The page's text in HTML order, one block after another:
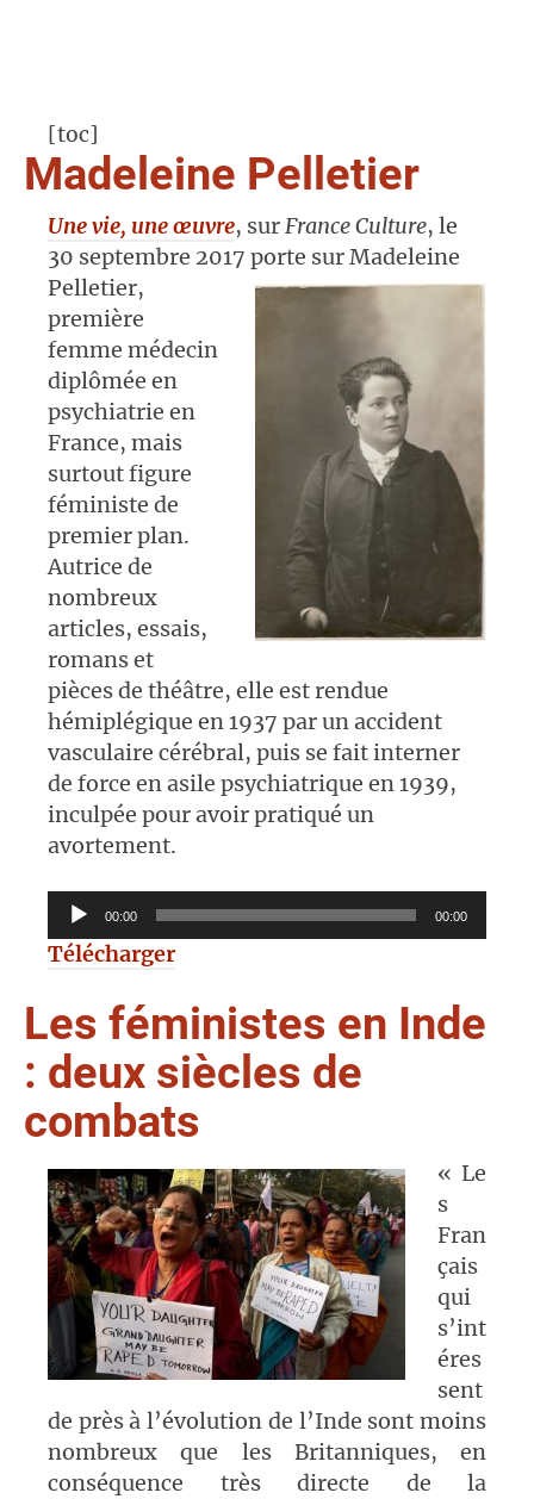
[toc]
Madeleine Pelletier
Une vie, une œuvre, surFrance Culture, le
30 septembre 2017 porte sur Madeleine
Pelletier,
première
femme médecin
diplômée en
psychiatrie en
France, mais
surtout figure
féministe de
premier plan.
Autrice de
nombreux
articles, essais,
romans et
pièces de théâtre, elle est rendue
hémiplégique en 1937 par un accident
vasculaire cérébral, puis se fait interner
de force en asile psychiatrique en 1939,
inculpée pour avoir pratiqué un
avortement.
Lecteur
audio
00:00 00:00
Télécharger
Les féministes en Inde
: deux siècles de
combats
« Le
s
Fran
çais
qui
s’int
éres
sent
de près à l’évolution de l’Inde sont moins
nombreux que les Britanniques, en
conséquence très directe de la